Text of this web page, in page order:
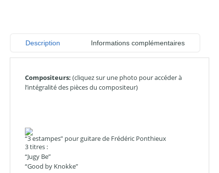
Description Informations complémentaires
Compositeurs: (cliquez sur une photo pour accéder à
l’intégralité des pièces du compositeur)
“3 estampes” pour guitare de Frédéric Ponthieux
3 titres :
“Jugy Be”
“Good by Knokke”